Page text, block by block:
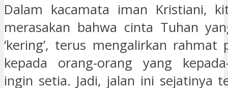
Dalam kacamata iman Kristiani,
merasakan bahwa cinta Tuhan
‘kering’, terus mengalirkan rahmat
kepada orang-orang yang
ingin setia. Jadi, jalan ini sejatinya